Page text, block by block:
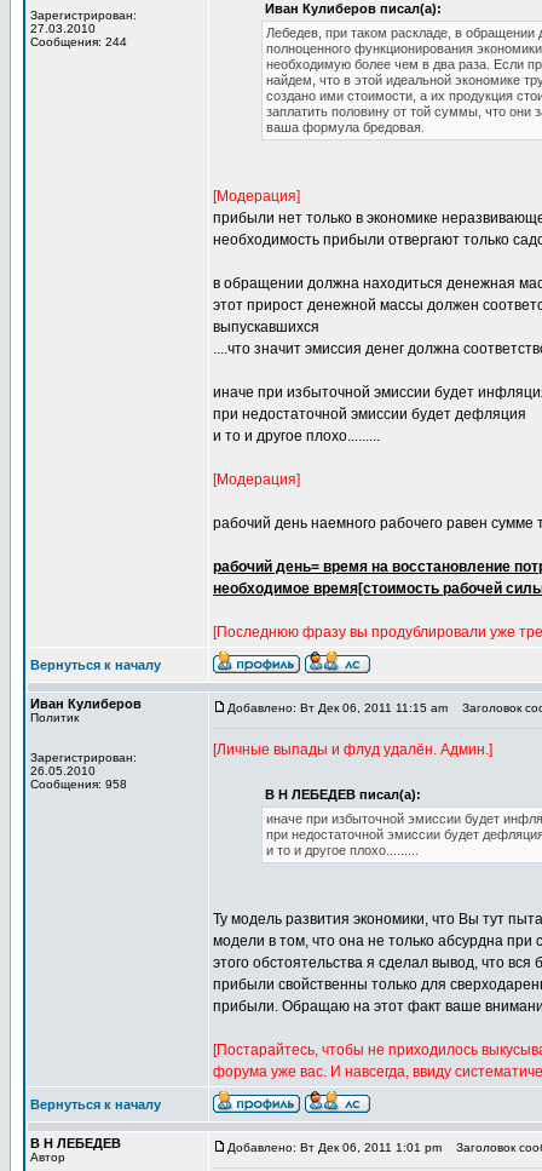
Зарегистрирован:
27.03.2010
Сообщения: 244
Иван Кулиберов писал(а):
Лебедев, при таком раскладе, в
полноценного функционирования
необходимую более чем в два раза. Если
найдем, что в этой идеальной экономике
создано ими стоимости, а их продукция
заплатить половину от той суммы, что они
ваша формула бредовая.
[Модерация]
прибыли нет только в экономике
необходимость прибыли отвергают только
в обращении должна находиться денежная
этот прирост денежной массы должен
выпускавшихся
....что значит эмиссия денег должна
иначе при избыточной эмиссии будет
при недостаточной эмиссии будет дефляция
и то и другое плохо.........
[Модерация]
рабочий день наемного рабочего равен сумме
рабочий день= время на восстановление
необходимое время[стоимость рабочей
[Последнюю фразу вы продублировали уже
Вернуться к началу
Иван Кулиберов
Политик
Зарегистрирован:
26.05.2010
Сообщения: 958
Добавлено: Вт Дек 06, 2011 11:15 am Заголовок
[Личные выпады и флуд удалён. Админ.]
В Н ЛЕБЕДЕВ писал(а):
иначе при избыточной эмиссии будет
при недостаточной эмиссии будет
и то и другое плохо.........
Ту модель развития экономики, что Вы тут
модели в том, что она не только абсурдна
этого обстоятельства я сделал вывод, что
прибыли свойственны только для
прибыли. Обращаю на этот факт ваше
[Постарайтесь, чтобы не приходилось
форума уже вас. И навсегда, ввиду
Вернуться к началу
В Н ЛЕБЕДЕВ
Автор
Добавлено: Вт Дек 06, 2011 1:01 pm Заголовок